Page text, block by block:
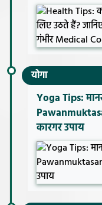
योगा
Yoga Tips:
कारगर उपाय